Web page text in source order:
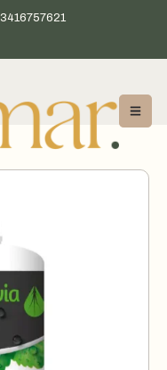
3416757621